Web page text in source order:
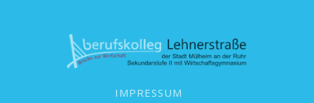
IMPRESSUM